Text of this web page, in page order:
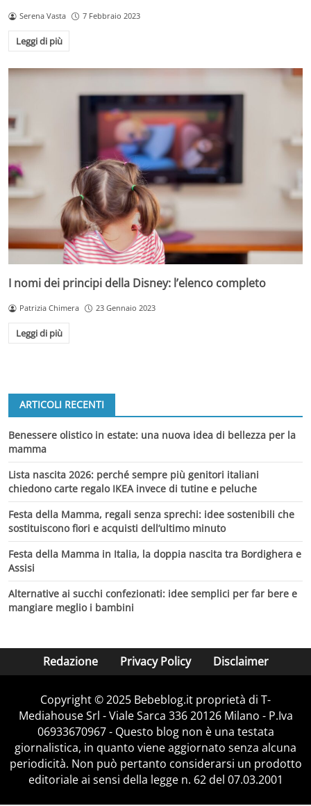
Serena Vasta 7 Febbraio 2023
Leggi di più
I nomi dei principi della Disney: l’elenco completo
Patrizia Chimera 23 Gennaio 2023
Leggi di più
ARTICOLI RECENTI
Benessere olistico in estate: una nuova idea di bellezza per la
mamma
Lista nascita 2026: perché sempre più genitori italiani
chiedono carte regalo IKEA invece di tutine e peluche
Festa della Mamma, regali senza sprechi: idee sostenibili che
sostituiscono fiori e acquisti dell’ultimo minuto
Festa della Mamma in Italia, la doppia nascita tra Bordighera e
Assisi
Alternative ai succhi confezionati: idee semplici per far bere e
mangiare meglio i bambini
Redazione Privacy Policy Disclaimer
Copyright © 2025 Bebeblog.it proprietà di T-
Mediahouse Srl - Viale Sarca 336 20126 Milano - P.Iva
06933670967 - Questo blog non è una testata
giornalistica, in quanto viene aggiornato senza alcuna
periodicità. Non può pertanto considerarsi un prodotto
editoriale ai sensi della legge n. 62 del 07.03.2001